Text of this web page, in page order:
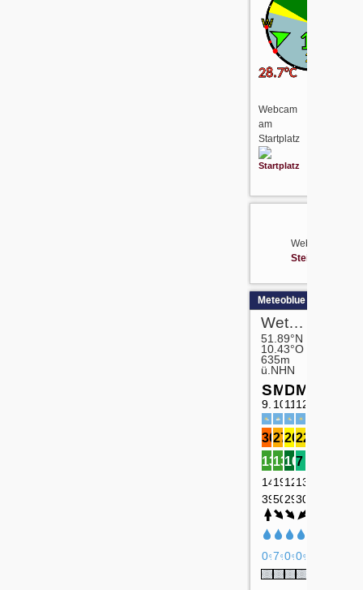
Webcam
am
Startplatz
Webcam
Steinbergrelais
Meteoblue